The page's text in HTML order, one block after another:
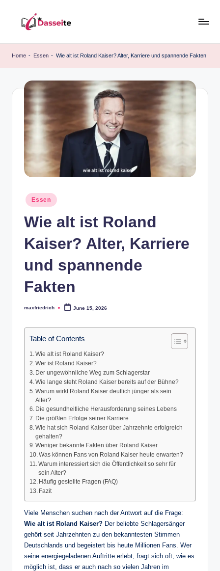
content
a
s
s
Home - Essen - Wie alt ist Roland Kaiser? Alter, Karriere und spannende Fakten
Posted
in
Essen
Wie alt ist Roland
Kaiser? Alter, Karriere
und spannende
Fakten
Posted
maxfriedrich June 15, 2026
Table of Contents
Wie alt ist Roland Kaiser?
Wer ist Roland Kaiser?
Der ungewöhnliche Weg zum Schlagerstar
Wie lange steht Roland Kaiser bereits auf der Bühne?
Warum wirkt Roland Kaiser deutlich jünger als sein
Alter?
Die gesundheitliche Herausforderung seines Lebens
Die größten Erfolge seiner Karriere
Wie hat sich Roland Kaiser über Jahrzehnte erfolgreich
gehalten?
Weniger bekannte Fakten über Roland Kaiser
Was können Fans von Roland Kaiser heute erwarten?
Warum interessiert sich die Öffentlichkeit so sehr für
sein Alter?
Häufig gestellte Fragen (FAQ)
Fazit
Viele Menschen suchen nach der Antwort auf die Frage:
Wie alt ist Roland Kaiser? Der beliebte Schlagersänger
gehört seit Jahrzehnten zu den bekanntesten Stimmen
Deutschlands und begeistert bis heute Millionen Fans. Wer
seine energiegeladenen Auftritte erlebt, fragt sich oft, wie es
möglich ist, dass er auch nach so vielen Jahren im